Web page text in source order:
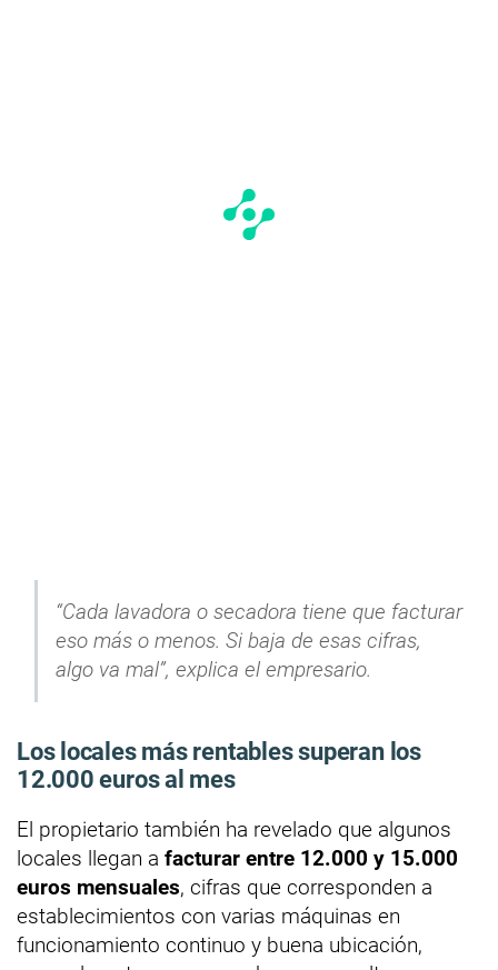
“Cada lavadora o secadora tiene que facturar
eso más o menos. Si baja de esas cifras,
algo va mal”, explica el empresario.
Los locales más rentables superan los
12.000 euros al mes
El propietario también ha revelado que algunos
locales llegan a facturar entre 12.000 y 15.000
euros mensuales, cifras que corresponden a
establecimientos con varias máquinas en
funcionamiento continuo y buena ubicación,